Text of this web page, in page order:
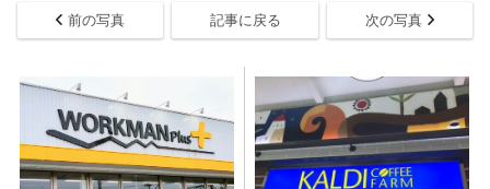
前の写真 記事に戻る 次の写真